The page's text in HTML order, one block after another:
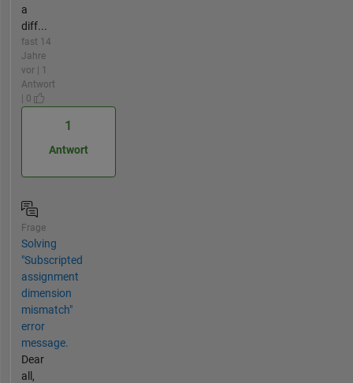
a
diff...
fast 14
Jahre
vor | 1
Antwort
| 0
1
Antwort
Frage
Solving
"Subscripted
assignment
dimension
mismatch"
error
message.
Dear
all,